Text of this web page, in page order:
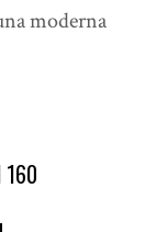
moderna
160